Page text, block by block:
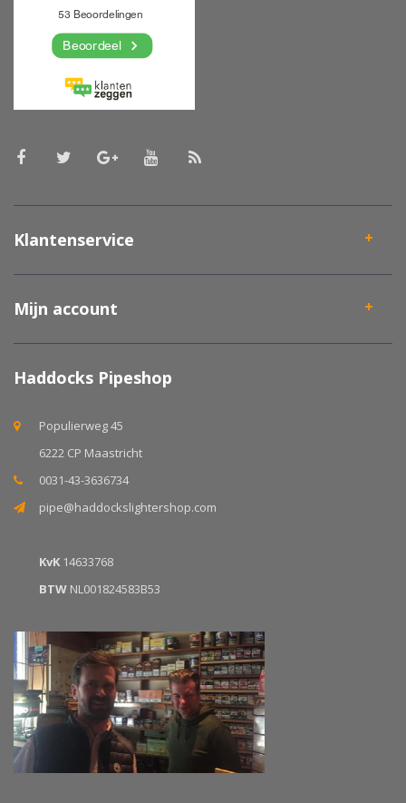
Klantenservice
Mijn account
Haddocks Pipeshop
Populierweg 45
6222 CP Maastricht
0031-43-3636734
pipe@haddockslightershop.com
KvK 14633768
BTW NL001824583B53